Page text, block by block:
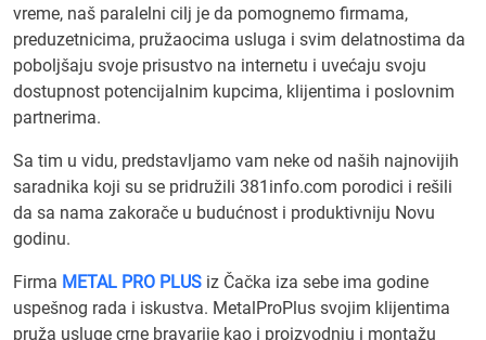
vreme, naš paralelni cilj je da pomognemo firmama,
preduzetnicima, pružaocima usluga i svim delatnostima da
poboljšaju svoje prisustvo na internetu i uvećaju svoju
dostupnost potencijalnim kupcima, klijentima i poslovnim
partnerima.
Sa tim u vidu, predstavljamo vam neke od naših najnovijih
saradnika koji su se pridružili 381info.com porodici i rešili
da sa nama zakorače u budućnost i produktivniju Novu
godinu.
Firma METAL PRO PLUS iz Čačka iza sebe ima godine
uspešnog rada i iskustva. MetalProPlus svojim klijentima
pruža usluge crne bravarije kao i proizvodnju i montažu